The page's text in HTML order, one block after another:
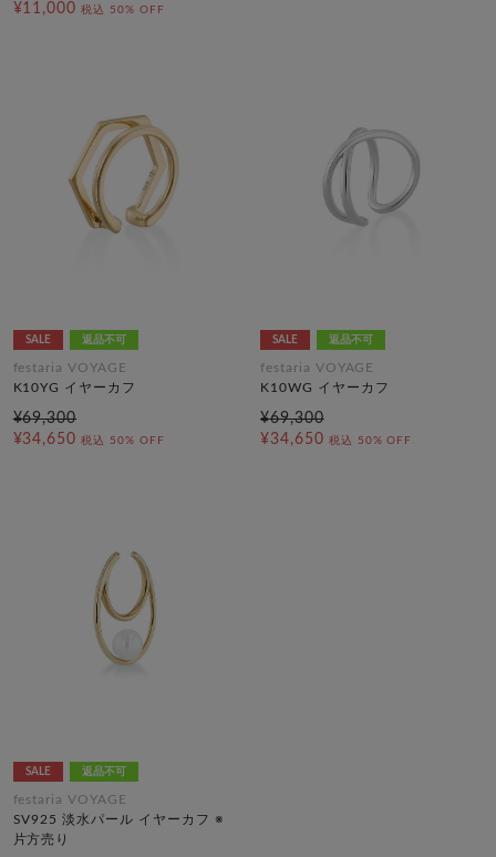
¥11,000 税込 50% OFF
SALE 返品不可
festaria VOYAGE
K10YG イヤーカフ
¥69,300
¥34,650 税込 50% OFF
SALE 返品不可
festaria VOYAGE
K10WG イヤーカフ
¥69,300
¥34,650 税込 50% OFF
SALE 返品不可
festaria VOYAGE
SV925 淡水パール イヤーカフ ※
片方売り